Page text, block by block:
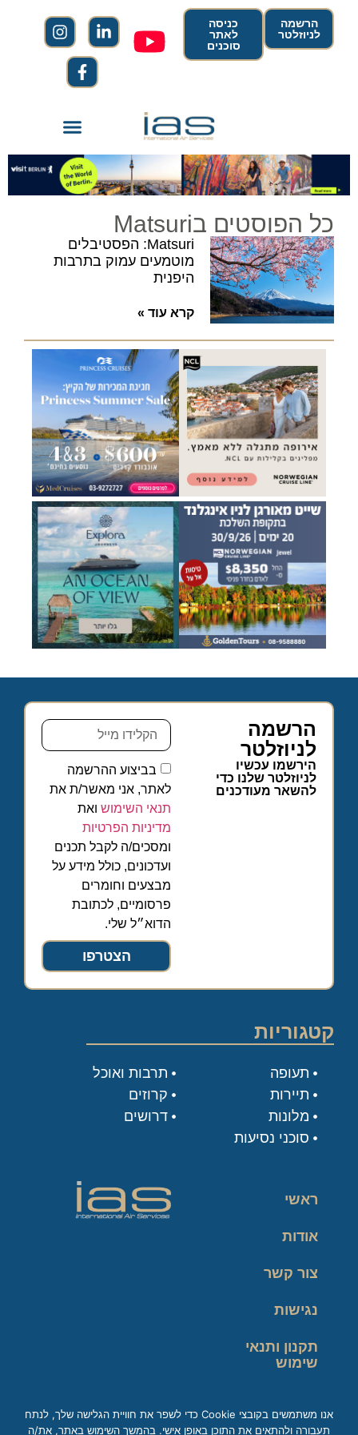
הרשמה
לניוזלטר
כניסה
לאתר
סוכנים
כל הפוסטים בMatsuri
Matsuri: הפסטיבלים
מוטמעים עמוק בתרבות
היפנית
קרא עוד »
הרשמה
לניוזלטר
הירשמו עכשיו
לניוזלטר שלנו כדי
להשאר מעודכנים
בביצוע ההרשמה
לאתר, אני מאשר/ת את
תנאי השימוש ואת
מדיניות הפרטיות
ומסכים/ה לקבל תכנים
ועדכונים, כולל מידע על
מבצעים וחומרים
פרסומיים, לכתובת
הדוא״ל שלי.
הצטרפו
קטגוריות
תעופה
תיירות
מלונות
סוכני נסיעות
תרבות ואוכל
קרוזים
דרושים
ראשי
אודות
צור קשר
נגישות
תקנון ותנאי
שימוש
אנו משתמשים בקובצי Cookie כדי לשפר את חוויית הגלישה שלך, לנתח
תעבורה ולהתאים את התוכן באופן אישי. בהמשך השימוש באתר, את/ה